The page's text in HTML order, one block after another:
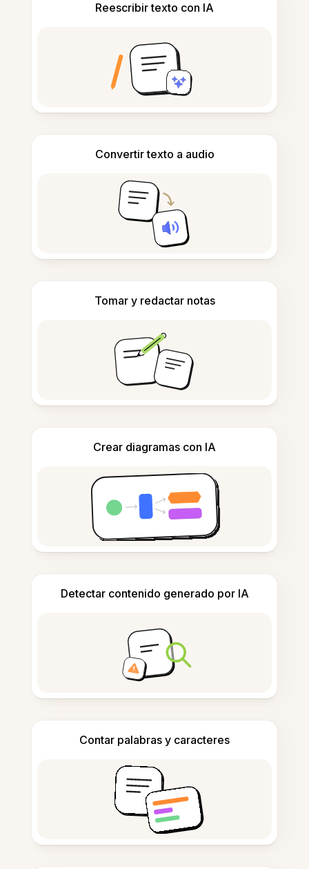
Reescribir texto con IA
Convertir texto a audio
Tomar y redactar notas
Crear diagramas con IA
Detectar contenido generado por IA
Contar palabras y caracteres